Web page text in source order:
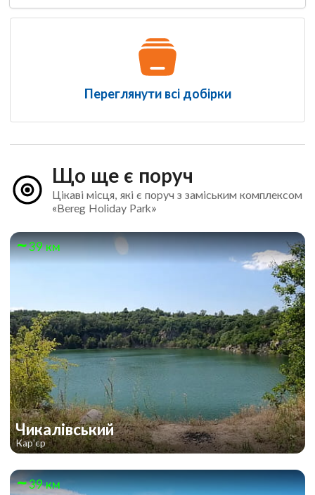
Переглянути всі добірки
Що ще є поруч
Цікаві місця, які є поруч з заміським комплексом
«Bereg Holiday Park»
39 км
Чикалівський
Кар'єр
39 км